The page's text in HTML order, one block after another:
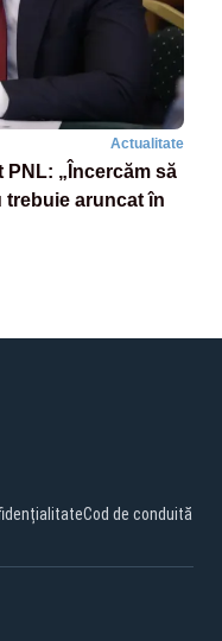
Actualitate
PNL: „Încercăm să
trebuie aruncat în
Cod de conduită